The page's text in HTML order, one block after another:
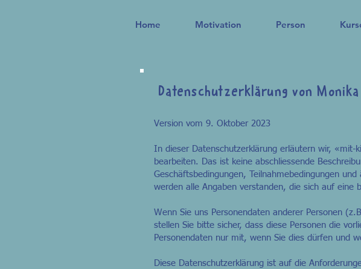
Home Motivation Person
Datenschutzerklärung von
Version vom 9. Oktober 2023
In dieser Datenschutzerklärung erläutern wir, «mit-
bearbeiten. Das ist keine abschliessende
Geschäftsbedingungen, Teilnahmebedingungen
werden alle Angaben verstanden, die sich auf eine
Wenn Sie uns Personendaten anderer Personen
stellen Sie bitte sicher, dass diese Personen die
Personendaten nur mit, wenn Sie dies dürfen und
Diese Datenschutzerklärung ist auf die